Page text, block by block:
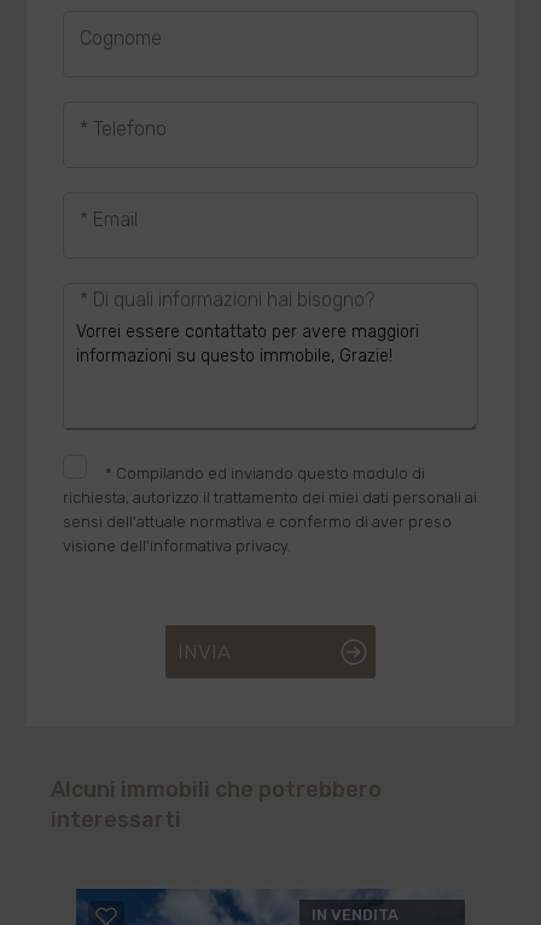
Cognome
* Telefono
* Email
* Di quali informazioni hai bisogno?
* Compilando ed inviando questo modulo di
richiesta, autorizzo il trattamento dei miei dati personali ai
sensi dell'attuale normativa e confermo di aver preso
visione dell'informativa privacy.
INVIA
Alcuni immobili che potrebbero
interessarti
IN VENDITA